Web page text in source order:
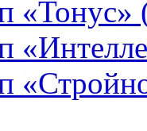
«Тонус»